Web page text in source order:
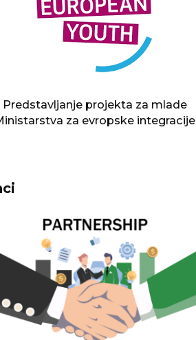
Predstavljanje projekta za mlade
za evropske integracije